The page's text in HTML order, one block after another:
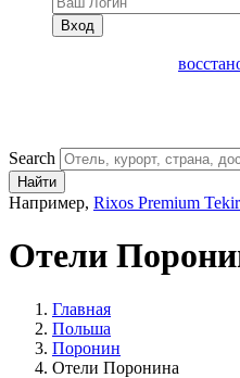
Вход
Search
Найти
Например, Rixos Premium
Отели
Главная
Польша
Поронин
Отели Поронина